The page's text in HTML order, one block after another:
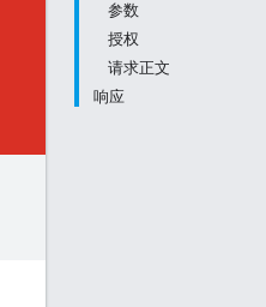
参数
授权
请求正文
响应